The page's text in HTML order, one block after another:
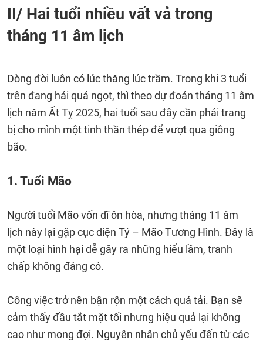
II/ Hai tuổi nhiều vất vả trong
tháng 11 âm lịch
Dòng đời luôn có lúc thăng lúc trầm. Trong khi 3 tuổi
trên đang hái quả ngọt, thì theo dự đoán tháng 11 âm
lịch năm Ất Tỵ 2025, hai tuổi sau đây cần phải trang
bị cho mình một tinh thần thép để vượt qua giông
bão.
1. Tuổi Mão
Người tuổi Mão vốn dĩ ôn hòa, nhưng tháng 11 âm
lịch này lại gặp cục diện Tý – Mão Tương Hình. Đây là
một loại hình hại dễ gây ra những hiểu lầm, tranh
chấp không đáng có.
Công việc trở nên bận rộn một cách quá tải. Bạn sẽ
cảm thấy đầu tắt mặt tối nhưng hiệu quả lại không
cao như mong đợi. Nguyên nhân chủ yếu đến từ các